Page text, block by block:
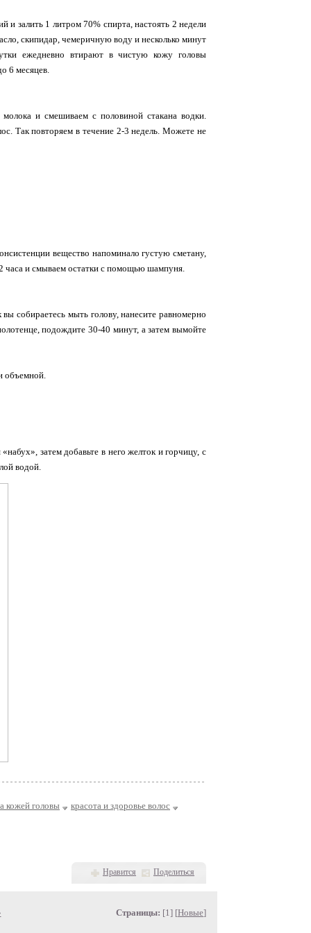
и залить 1 литром 70% спирта, настоять 2 недели
скипидар, чемеричную воду и несколько минут
ежедневно втирают в чистую кожу головы
6 месяцев.
и смешиваем с половиной стакана водки.
Так повторяем в течение 2-3 недель. Можете не
вещество напоминало густую сметану,
2 часа и смываем остатки с помощью шампуня.
собираетесь мыть голову, нанесите равномерно
подождите 30-40 минут, а затем вымойте
объемной.
затем добавьте в него желток и горчицу, с
водой.
кожей головы красота и здоровье волос
Нравится Поделиться
Страницы: [1] [Новые]